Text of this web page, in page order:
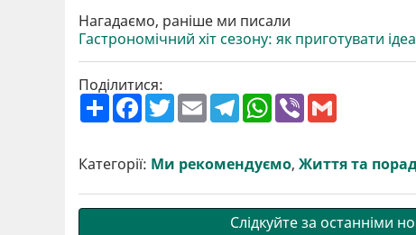
Нагадаємо, раніше ми писали
Гастрономічний хіт сезону: як приготувати
Поділитися:
П
о
р
и
F
a
b
o
T
w
e
E
m
l
T
e
g
r
W
h
s
A
V
r l
Категорії: Ми рекомендуємо, Життя та
Слідкуйте за останніми